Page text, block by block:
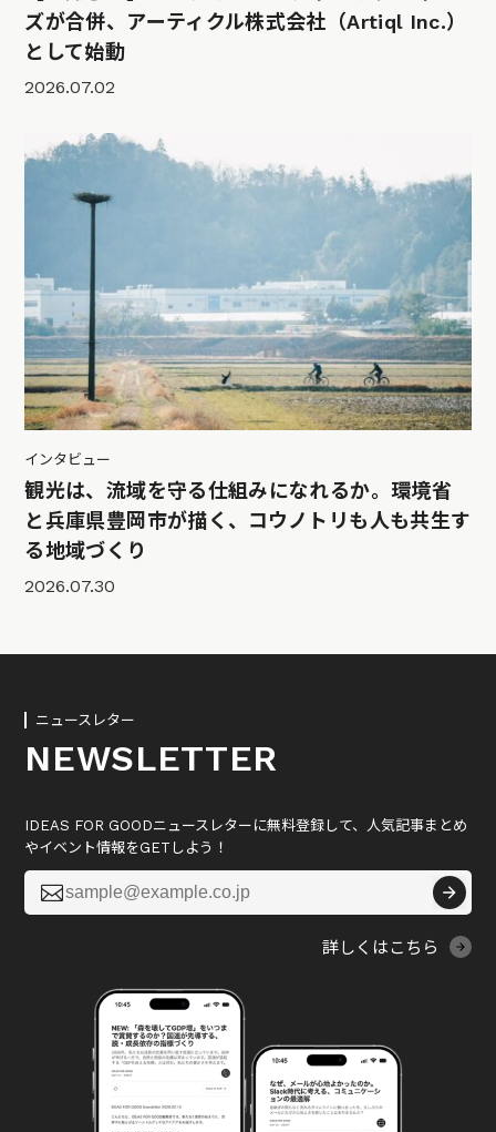
ズが合併、アーティクル株式会社（Artiql Inc.）
として始動
2026.07.02
インタビュー
観光は、流域を守る仕組みになれるか。環境省
と兵庫県豊岡市が描く、コウノトリも人も共生す
る地域づくり
2026.07.30
ニュースレター
NEWSLETTER
IDEAS FOR GOODニュースレターに無料登録して、人気記事まとめ
やイベント情報をGETしよう！

詳しくはこちら